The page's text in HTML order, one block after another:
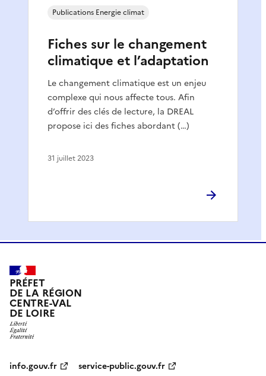
Fiches sur le changement
climatique et l’adaptation
Le changement climatique est un enjeu
complexe qui nous affecte tous. Afin
d’offrir des clés de lecture, la DREAL
propose ici des fiches abordant (…)
Publications Energie climat
31 juillet 2023
PRÉFET
DE LA RÉGION
CENTRE-VAL
DE LOIRE
info.gouv.fr service-public.gouv.fr